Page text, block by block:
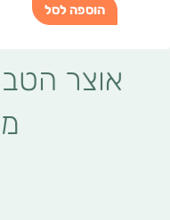
הוספה לסל
אוצר